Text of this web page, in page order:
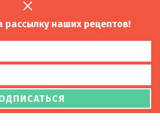
рассылку наших рецептов!